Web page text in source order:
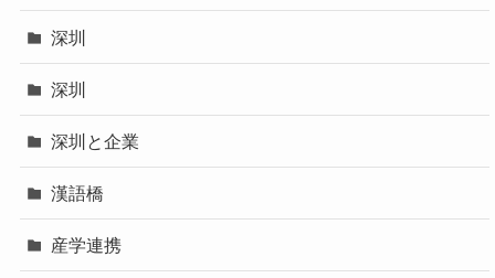
深圳
深圳
深圳と企業
漢語橋
産学連携